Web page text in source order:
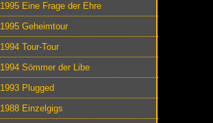
1995 Eine Frage der Ehre
1995 Geheimtour
1994 Tour-Tour
1994 Sömmer der Libe
1993 Plugged
1988 Einzelgigs